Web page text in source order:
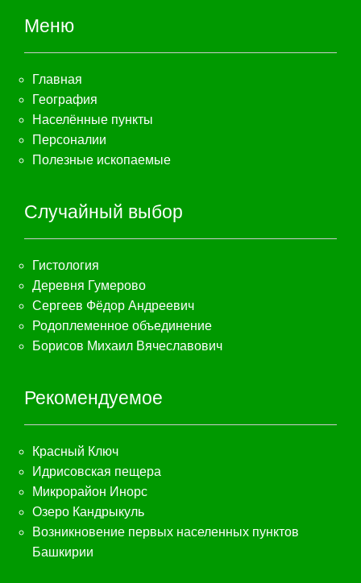
Меню
Главная
География
Населённые пункты
Персоналии
Полезные ископаемые
Случайный выбор
Гистология
Деревня Гумерово
Сергеев Фёдор Андреевич
Родоплеменное объединение
Борисов Михаил Вячеславович
Рекомендуемое
Красный Ключ
Идрисовская пещера
Микрорайон Инорс
Озеро Кандрыкуль
Возникновение первых населенных пунктов
Башкирии